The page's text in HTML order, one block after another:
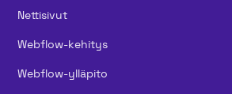
Nettisivut
Webflow-kehitys
Webflow-ylläpito